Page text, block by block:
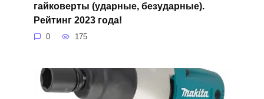
гайковерты (ударные, безударные).
Рейтинг 2023 года!
0 175